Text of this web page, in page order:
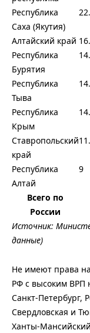
Всего по
России
Республика
Саха (Якутия)
Алтайский край
Республика
Бурятия
Республика
Тыва
Республика
Крым
Ставропольский
край
Республика
Алтай
9
Источник:
данные)
Не имеют права
РФ с высоким ВРП
Санкт-Петербург,
Свердловская и
Ханты-